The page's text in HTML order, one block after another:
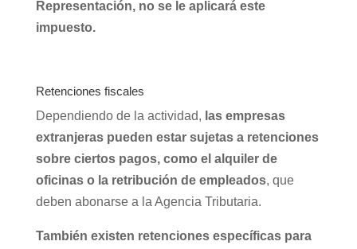
Representación, no se le aplicará este
impuesto.
Retenciones fiscales
Dependiendo de la actividad, las empresas
extranjeras pueden estar sujetas a retenciones
sobre ciertos pagos, como el alquiler de
oficinas o la retribución de empleados, que
deben abonarse a la Agencia Tributaria.
También existen retenciones específicas para